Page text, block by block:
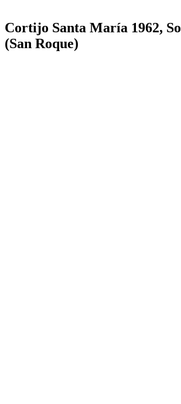
Cortijo Santa María 1962,
(San Roque)